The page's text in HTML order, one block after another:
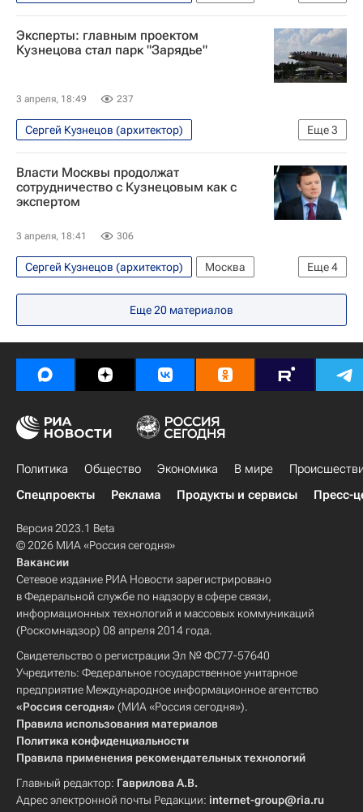
Елизавета Лихачева
МАРХИ
Москомархитектура
Зарядье
Эксперты: главным проектом
Кузнецова стал парк "Зарядье"
3 апреля, 18:49 237
Еще3
Сергей Кузнецов (архитектор)
Владимир Ефимов (Правительство Москвы)
Москомархитектура
Зарядье
Власти Москвы продолжат
сотрудничество с Кузнецовым как с
экспертом
3 апреля, 18:41 306
Еще4
Сергей Кузнецов (архитектор)
Москва
Владимир Ефимов (Правительство Москвы)
Москомархитектура
Зарядье Сколково
Еще20 материалов
Политика Общество Экономика В мире
Спецпроекты
Реклама Продукты и сервисы Пресс-
Версия 2023.1 Beta
© 2026 МИА «Россия сегодня»
Вакансии
Сетевое издание РИА Новости зарегистрировано
в Федеральной службе по надзору в сфере связи,
информационных технологий и массовых коммуникаций
(Роскомнадзор) 08 апреля 2014 года.
Свидетельство о регистрации Эл № ФС77-57640
Учредитель: Федеральное государственное унитарное
предприятие Международное информационное агентство
«Россия сегодня» (МИА «Россия сегодня»).
Правила использования материалов
Политика конфиденциальности
Правила применения рекомендательных технологий
Главный редактор: Гаврилова А.В.
Адрес электронной почты Редакции: internet-group@ria.ru